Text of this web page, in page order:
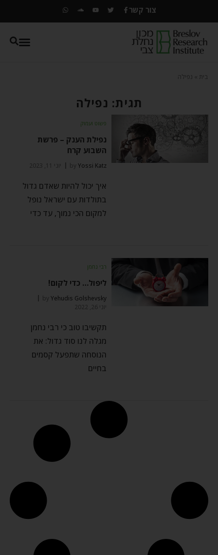
צור קשר
בית נפילה
תגית: נפילה
פשוט ועמוק
נפילת הענק – פרשת
השבוע קרח
byYossi Katz יוני 11, 2023
איך יכול להיות שאדם גדול
בתולדות עם ישראל נופל
למקום הכי נמוך, עד כדי
רבי נחמן
ליפול… כדי לקום!
byYehudis Golshevsky
יוני 26, 2022
תקשיבו טוב כי רבי נחמן
מגלה לנו סוד גדול: את
הנוסחה שתפעל קסמים
בחיים